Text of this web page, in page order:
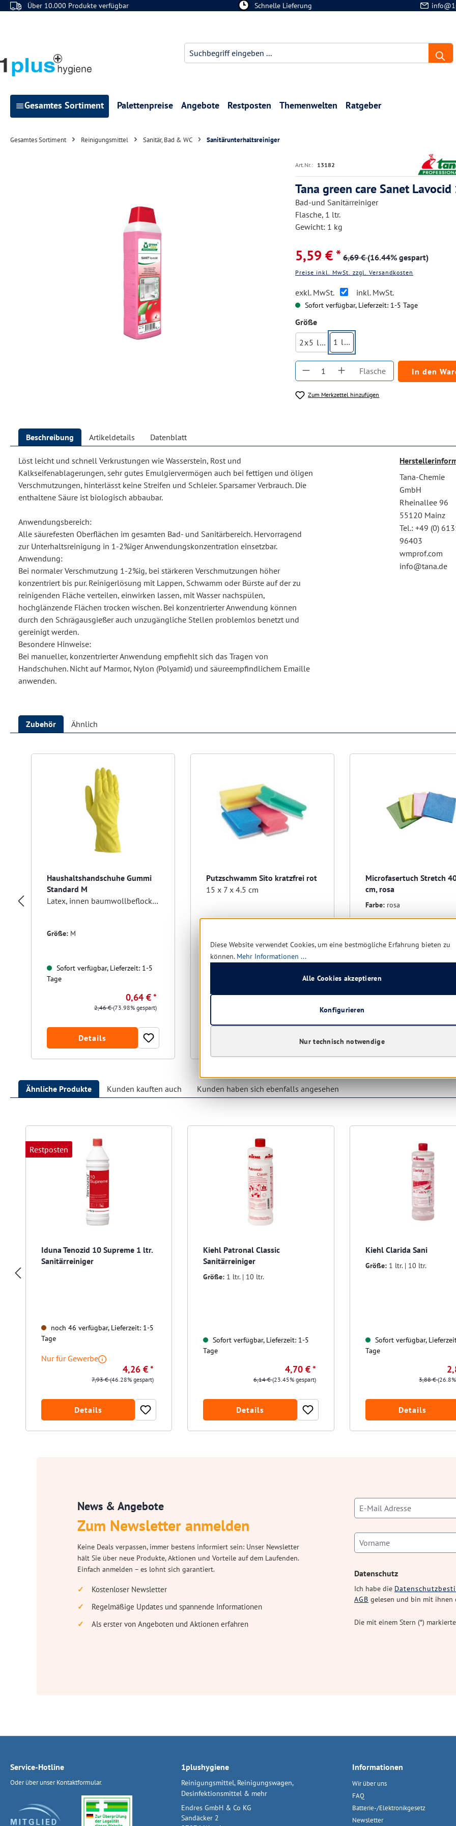
Hauptinhalt springen
Zur Suche springen
Zur Hauptnavigation springen
Über 10.000 Produkte verfügbar Schnelle Lieferung
Gesamtes Sortiment Palettenpreise Angebote Restposten Themenwelten Ratgeber
Gesamtes Sortiment Reinigungsmittel Sanitär, Bad & WC Sanitärunterhaltsreiniger
Art.Nr.: 13182
Tana green care Sanet
Bad-und Sanitärreiniger
Flasche, 1 ltr.
Gewicht: 1 kg
5,59 € * 6,69 €(16.44% gespart)
Preise inkl. MwSt. zzgl. Versandkosten
exkl. MwSt. inkl. MwSt.
Sofort verfügbar, Lieferzeit: 1-5 Tage
Größeauswählen
2x5 ltr. 1 ltr.
Produkt Anzahl: Gib den
Flasche In den
Zum Merkzettel hinzufügen
Beschreibung Artikeldetails Datenblatt
Löst leicht und schnell Verkrustungen wie Wasserstein, Rost und
Kalkseifenablagerungen, sehr gutes Emulgiervermögen auch bei fettigen und öligen
Verschmutzungen, hinterlässt keine Streifen und Schleier. Sparsamer Verbrauch. Die
enthaltene Säure ist biologisch abbaubar.
Anwendungsbereich:
Alle säurefesten Oberflächen im gesamten Bad- und Sanitärbereich. Hervorragend
zur Unterhaltsreinigung in 1-2%iger Anwendungskonzentration einsetzbar.
Anwendung:
Bei normaler Verschmutzung 1-2%ig, bei stärkeren Verschmutzungen höher
konzentriert bis pur. Reinigerlösung mit Lappen, Schwamm oder Bürste auf der zu
reinigenden Fläche verteilen, einwirken lassen, mit Wasser nachspülen,
hochglänzende Flächen trocken wischen. Bei konzentrierter Anwendung können
durch den Schrägausgießer auch unzugängliche Stellen problemlos benetzt und
gereinigt werden.
Besondere Hinweise:
Bei manueller, konzentrierter Anwendung empfiehlt sich das Tragen von
Handschuhen. Nicht auf Marmor, Nylon (Polyamid) und säureempfindlichem Emaille
anwenden.
Tana-Chemie
GmbH
Rheinallee 96
55120 Mainz
Tel.: +49 (0)
96403
wmprof.com
info@tana.de
Zubehör Ähnlich
Haushaltshandschuhe Gummi
Standard M
Latex, innen baumwollbeflockt, gelb
Größe: M
Sofort verfügbar, Lieferzeit: 1-5
Tage
0,64 € *
2,46 €(73.98% gespart)
Details
Putzschwamm Sito kratzfrei rot
15 x 7 x 4.5 cm
Farbe:rot
0,30 € *
Microfasertuch Stretch
cm, rosa
Farbe: rosa
Tage
Ähnliche Produkte Kunden kauften auch Kunden haben sich ebenfalls angesehen
Restposten
Iduna Tenozid 10 Supreme 1 ltr.
Sanitärreiniger
noch 46 verfügbar, Lieferzeit: 1-5
Tage
Nur für Gewerbe
4,26 € *
7,93 €(46.28% gespart)
Details
Kiehl Patronal Classic
Sanitärreiniger
Größe: 1 ltr. | 10 ltr.
Sofort verfügbar, Lieferzeit: 1-5
Tage
4,70 € *
6,14 €(23.45% gespart)
Details
Kiehl Clarida Sani
Größe: 1 ltr. | 10 ltr.
Sofort verfügbar,
Tage
3,88 €
Details
News & Angebote
Zum Newsletter anmelden
Keine Deals verpassen, immer bestens informiert sein: Unser Newsletter
hält Sie über neue Produkte, Aktionen und Vorteile auf dem Laufenden.
Einfach anmelden – es lohnt sich garantiert.
Kostenloser Newsletter
Regelmäßige Updates und spannende Informationen
Als erster von Angeboten und Aktionen erfahren
Datenschutz
Ich habe die
AGB gelesen und bin mit ihnen
Die mit einem Stern (*)
Service-Hotline
Oder über unserKontaktformular.
1plushygiene
Reinigungsmittel, Reinigungswagen,
Desinfektionsmittel & mehr
Endres GmbH & Co KG
Sandäcker 2
Informationen
Wir über uns
FAQ
Batterie-/Elektronikgesetz
Newsletter
Diese Website verwendet Cookies, um eine bestmögliche Erfahrung bieten zu
können. Mehr Informationen ...
Nur technisch notwendige
Konfigurieren
Alle Cookies akzeptieren